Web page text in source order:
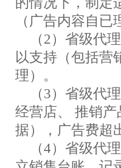
（广告内容自已
（2）省级代
以支持（包括营
理）。
（3）省级代理
经营店、 推销
据），广告费超
（4）省级代